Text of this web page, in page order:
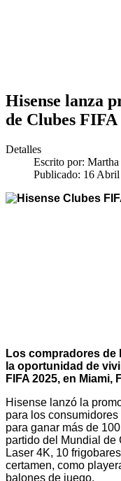
Hisense lanza
de Clubes FIFA
Detalles
Escrito por:
Publicado: 16
Los compradores de
la oportunidad de
FIFA 2025, en Miami,
Hisense lanzó la
para los
para ganar más de
partido del Mundial de
Laser 4K, 10
certamen, como
balones de juego.